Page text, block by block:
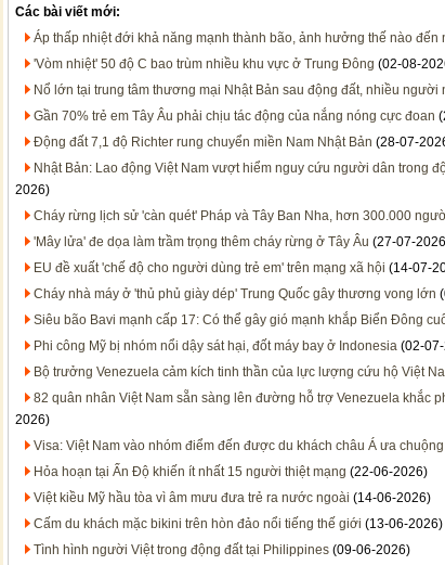
Các bài viết mới:
Áp thấp nhiệt đới khả năng mạnh thành bão, ảnh hưởng thế nào đến
'Vòm nhiệt' 50 độ C bao trùm nhiều khu vực ở Trung Đông (02-08-
Nổ lớn tại trung tâm thương mại Nhật Bản sau động đất, nhiều người
Gần 70% trẻ em Tây Âu phải chịu tác động của nắng nóng cực đoan
Động đất 7,1 độ Richter rung chuyển miền Nam Nhật Bản (28-07-
Nhật Bản: Lao động Việt Nam vượt hiểm nguy cứu người dân trong
2026)
Cháy rừng lịch sử 'càn quét' Pháp và Tây Ban Nha, hơn 300.000
'Mây lửa' đe dọa làm trầm trọng thêm cháy rừng ở Tây Âu (27-07-
EU đề xuất 'chế độ cho người dùng trẻ em' trên mạng xã hội (14-07-
Cháy nhà máy ở 'thủ phủ giày dép' Trung Quốc gây thương vong lớn
Siêu bão Bavi mạnh cấp 17: Có thể gây gió mạnh khắp Biển Đông
Phi công Mỹ bị nhóm nổi dậy sát hại, đốt máy bay ở Indonesia (02-
Bộ trưởng Venezuela cảm kích tinh thần của lực lượng cứu hộ Việt
82 quân nhân Việt Nam sẵn sàng lên đường hỗ trợ Venezuela khắc
2026)
Visa: Việt Nam vào nhóm điểm đến được du khách châu Á ưa chuộng
Hỏa hoạn tại Ấn Độ khiến ít nhất 15 người thiệt mạng (22-06-2026)
Việt kiều Mỹ hầu tòa vì âm mưu đưa trẻ ra nước ngoài (14-06-2026)
Cấm du khách mặc bikini trên hòn đảo nổi tiếng thế giới (13-06-2026)
Tình hình người Việt trong động đất tại Philippines (09-06-2026)